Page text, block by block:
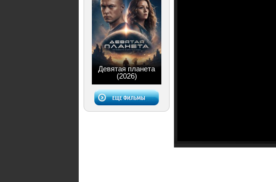
Девятая планета
(2026)